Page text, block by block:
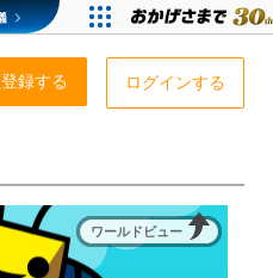
録する ログインする
ワールドビュー